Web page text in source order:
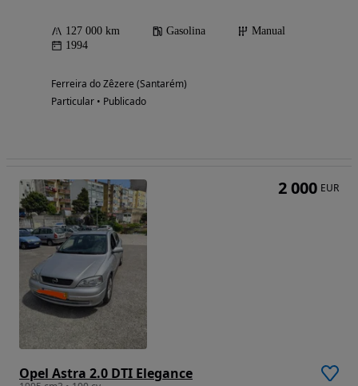
127 000 km Gasolina
Manual
1994
Ferreira do Zêzere (Santarém)
Particular • Publicado
Opel Astra 2.0 DTI Elegance
2 000 EUR